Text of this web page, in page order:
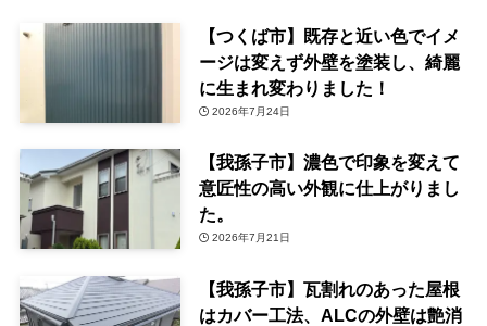
【つくば市】既存と近い色でイメ
ージは変えず外壁を塗装し、綺麗
に生まれ変わりました！
2026年7月24日
【我孫子市】濃色で印象を変えて
意匠性の高い外観に仕上がりまし
た。
2026年7月21日
【我孫子市】瓦割れのあった屋根
はカバー工法、ALCの外壁は艶消